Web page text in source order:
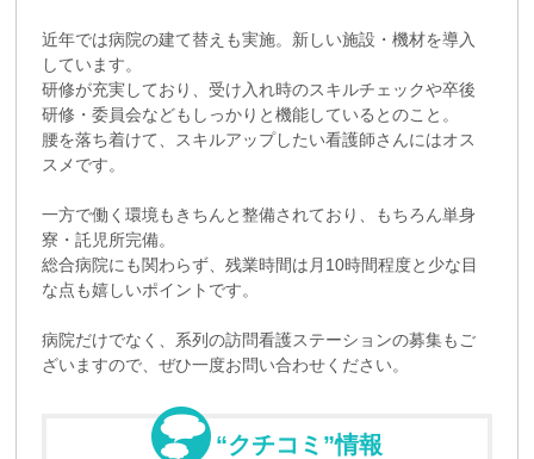
近年では病院の建て替えも実施。新しい施設・機材を導入
しています。
研修が充実しており、受け入れ時のスキルチェックや卒後
研修・委員会などもしっかりと機能しているとのこと。
腰を落ち着けて、スキルアップしたい看護師さんにはオス
スメです。
一方で働く環境もきちんと整備されており、もちろん単身
寮・託児所完備。
総合病院にも関わらず、残業時間は月10時間程度と少な目
な点も嬉しいポイントです。
病院だけでなく、系列の訪問看護ステーションの募集もご
ざいますので、ぜひ一度お問い合わせください。
“クチコミ”情報